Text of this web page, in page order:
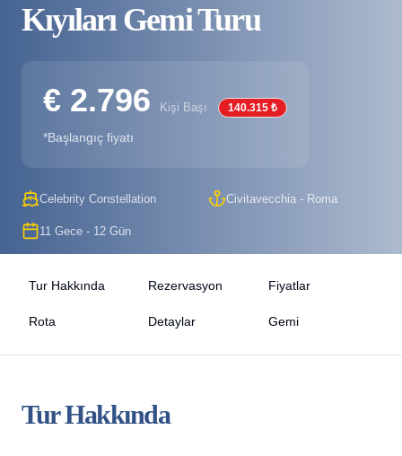
Kıyıları Gemi Turu
€ 2.796 Kişi Başı 140.315 ₺
*Başlangıç fiyatı
Celebrity Constellation Civitavecchia - Roma
11 Gece - 12 Gün
Tur Hakkında Rezervasyon Fiyatlar
Rota Detaylar Gemi
Tur Hakkında